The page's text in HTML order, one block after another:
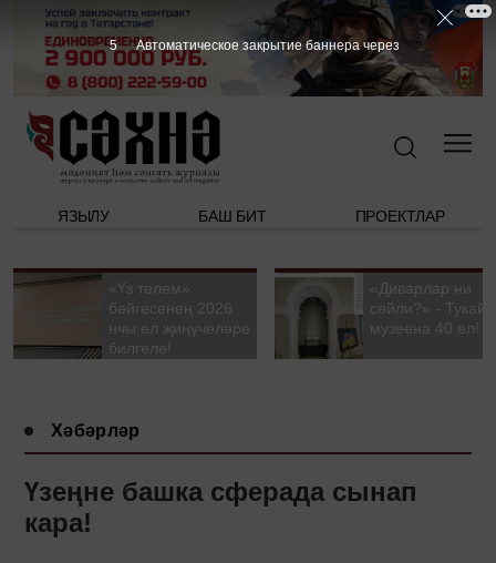
ЯЗЫЛУ БАШ БИТ ПРОЕКТЛАР
«Үз телем»
бәйгесенең 2026
нчы ел җиңүчеләре
билгеле!
«Диварлар ни
сөйли?» - Тукай
музеена 40 ел!
Хәбәрләр
Үзеңне башка сферада сынап
кара!
4 Автоматическое закрытие баннера через